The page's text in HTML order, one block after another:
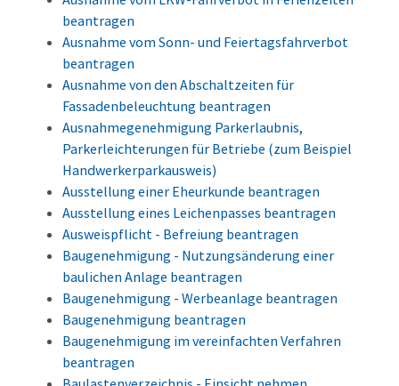
beantragen
Ausnahme vom Sonn- und Feiertagsfahrverbot
beantragen
Ausnahme von den Abschaltzeiten für
Fassadenbeleuchtung beantragen
Ausnahmegenehmigung Parkerlaubnis,
Parkerleichterungen für Betriebe (zum Beispiel
Handwerkerparkausweis)
Ausstellung einer Eheurkunde beantragen
Ausstellung eines Leichenpasses beantragen
Ausweispflicht - Befreiung beantragen
Baugenehmigung - Nutzungsänderung einer
baulichen Anlage beantragen
Baugenehmigung - Werbeanlage beantragen
Baugenehmigung beantragen
Baugenehmigung im vereinfachten Verfahren
beantragen